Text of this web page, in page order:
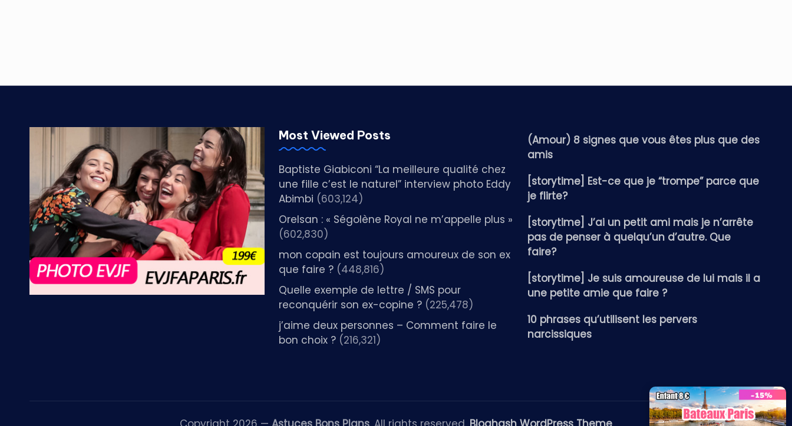
Most Viewed Posts
Baptiste Giabiconi “La meilleure qualité chez
une fille c’est le naturel” interview photo Eddy
Abimbi (603,124)
Orelsan : « Ségolène Royal ne m’appelle plus »
(602,830)
mon copain est toujours amoureux de son ex
que faire ? (448,816)
Quelle exemple de lettre / SMS pour
reconquérir son ex-copine ? (225,478)
j’aime deux personnes – Comment faire le
bon choix ? (216,321)
(Amour) 8 signes que vous êtes plus que des
amis
[storytime] Est-ce que je “trompe” parce que
je flirte?
[storytime] J’ai un petit ami mais je n’arrête
pas de penser à quelqu’un d’autre. Que
faire?
[storytime] Je suis amoureuse de lui mais il a
une petite amie que faire ?
10 phrases qu’utilisent les pervers
narcissiques